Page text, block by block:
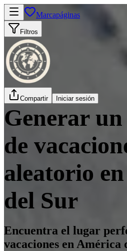
Marcapáginas
Filtros
Compartir Iniciar sesión
Generar
de
aleatorio
del Sur
Encuentra el lugar
vacaciones en América